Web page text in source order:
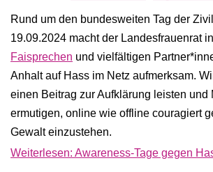
Rund um den bundesweiten Tag der
19.09.2024 macht der Landesfrauenrat
Faisprechen und vielfältigen
Anhalt auf Hass im Netz aufmerksam.
einen Beitrag zur Aufklärung leisten und
ermutigen, online wie offline couragiert
Gewalt einzustehen.
Weiterlesen: Awareness-Tage gegen